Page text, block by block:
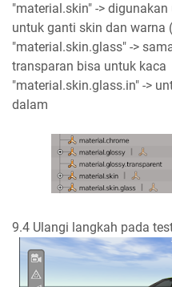
"material.skin" ->
untuk ganti skin dan warna
"material.skin.glass" ->
transparan bisa untuk kaca
"material.skin.glass.in" ->
dalam
9.4 Ulangi langkah pada